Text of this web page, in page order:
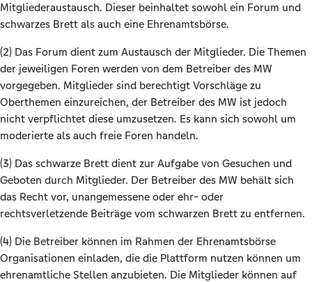
Mitgliederaustausch. Dieser beinhaltet sowohl ein Forum und
schwarzes Brett als auch eine Ehrenamtsbörse.
(2) Das Forum dient zum Austausch der Mitglieder. Die Themen
der jeweiligen Foren werden von dem Betreiber des MW
vorgegeben. Mitglieder sind berechtigt Vorschläge zu
Oberthemen einzureichen, der Betreiber des MW ist jedoch
nicht verpflichtet diese umzusetzen. Es kann sich sowohl um
moderierte als auch freie Foren handeln.
(3) Das schwarze Brett dient zur Aufgabe von Gesuchen und
Geboten durch Mitglieder. Der Betreiber des MW behält sich
das Recht vor, unangemessene oder ehr- oder
rechtsverletzende Beiträge vom schwarzen Brett zu entfernen.
(4) Die Betreiber können im Rahmen der Ehrenamtsbörse
Organisationen einladen, die die Plattform nutzen können um
ehrenamtliche Stellen anzubieten. Die Mitglieder können auf